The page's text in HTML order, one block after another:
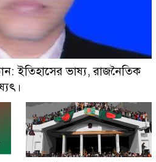
ইতিহাসের ভাষ্য, রাজনৈতিক